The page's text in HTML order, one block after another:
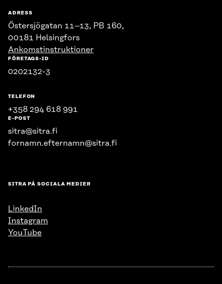
ADRESS
Östersjögatan 11–13, PB 160,
00181 Helsingfors
Ankomstinstruktioner
FÖRETAGS-ID
0202132-3
TELEFON
+358 294 618 991
E-POST
sitra@sitra.fi
fornamn.efternamn@sitra.fi
SITRA PÅ SOCIALA MEDIER
LinkedIn
Instagram
YouTube